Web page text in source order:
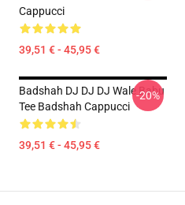
Cappucci
39,51 € - 45,95 €
Badshah DJ DJ DJ Wale Babu
Tee Badshah Cappucci
39,51 € - 45,95 €
-20%